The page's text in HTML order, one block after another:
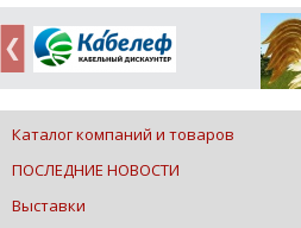
Каталог компаний и товаров
ПОСЛЕДНИЕ НОВОСТИ
Выставки